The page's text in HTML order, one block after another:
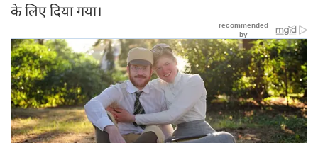
के लिए दिया गया।